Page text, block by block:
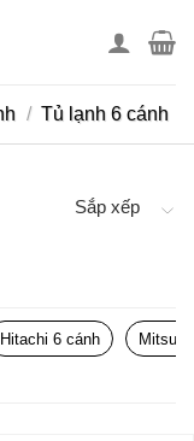
/ Tủ lạnh 6 cánh
Sắp xếp
Hitachi 6 cánh